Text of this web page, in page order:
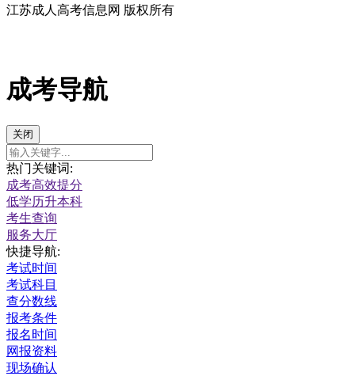
江苏成人高考信息网 版权所有
成考导航
关闭
热门关键词:
成考高效提分
低学历升本科
考生查询
服务大厅
快捷导航:
考试时间
考试科目
查分数线
报考条件
报名时间
网报资料
现场确认